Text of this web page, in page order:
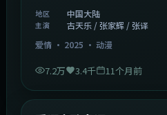
地区 中国大陆
主演
古天乐 / 张家辉 / 张译
爱情· 2025 · 动漫
7.2万 3.4千 11个月前